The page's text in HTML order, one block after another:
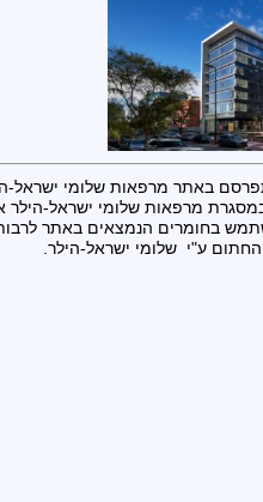
באתר מרפאות שלומי ישראל-
מרפאות שלומי ישראל-הילר
בחומרים הנמצאים באתר
ע"י שלומי ישראל-הילר.